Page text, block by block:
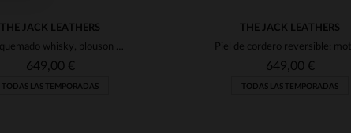
THE JACK LEATHERS
Ante quemado whisky, blouson triestacional con forro extraíble.
649,00 €
TODAS LAS TEMPORADAS
THE JACK LEATHERS
649,00 €
TODAS LAS TEMPORADAS